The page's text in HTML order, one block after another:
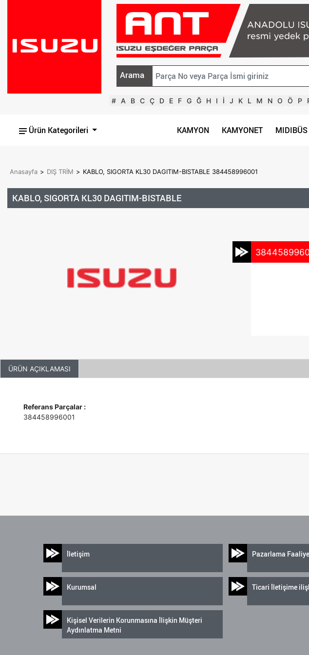
Arama
# A B C Ç D E F G Ğ H I İ J K L M N O Ö P
Ürün Kategorileri KAMYON KAMYONET MIDIBÜS
Anasayfa > DIŞ TRİM > KABLO, SIGORTA KL30 DAGITIM-BISTABLE 384458996001
KABLO, SIGORTA KL30 DAGITIM-BISTABLE
ÜRÜN AÇIKLAMASI
Referans Parçalar :
384458996001
İletişim
Kurumsal
Kişisel Verilerin Korunmasına İlişkin Müşteri
Aydınlatma Metni
Pazarlama
Ticari İletişime